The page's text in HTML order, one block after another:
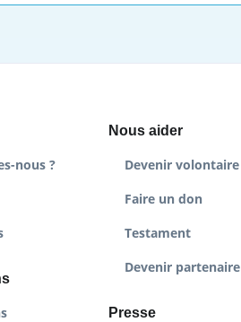
nous ?
Nous aider
Devenir volontaire
Faire un don
Testament
Devenir partenaire
Presse